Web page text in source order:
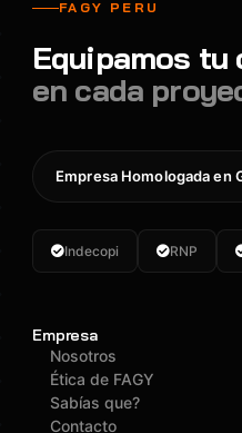
FAGY PERU
Equipamos tu
en cada
Empresa Homologada en
Indecopi RNP
Empresa
Nosotros
Ética de FAGY
Sabías que?
Contacto